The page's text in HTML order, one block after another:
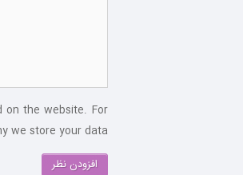
on the website. For
we store your data.
افزودن نظر